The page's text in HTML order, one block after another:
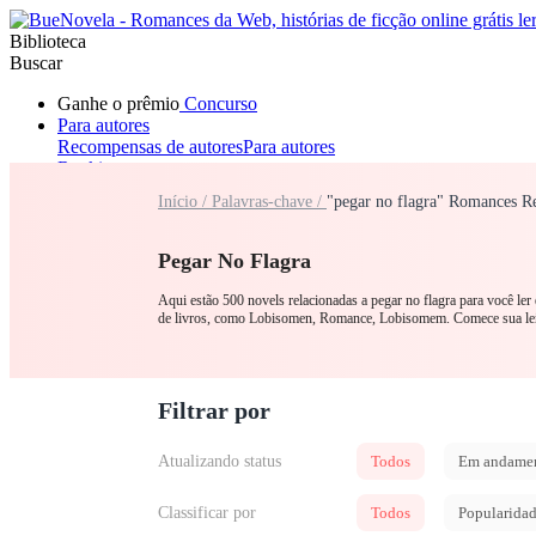
Biblioteca
Buscar
Ganhe o prêmio Concurso
Para autores
Recompensas de autoresPara autores
Ranking
RomanceLobisomemMáfia
Início / Palavras-chave / "pegar no flagra" Romances
Pegar No Flagra
Aqui estão 500 novels relacionadas a pegar no flagra para você
de livros, como Lobisomen, Romance, Lobisomem. Comece sua
Filtrar por
Atualizando status Todos Em
Classificar por Todos